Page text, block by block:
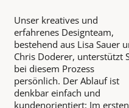
Unser kreatives und
erfahrenes Designteam,
bestehend aus Lisa Sauer
Chris Doderer, unterstützt
bei diesem Prozess
persönlich. Der Ablauf ist
denkbar einfach und
kundenorientiert: Im ersten